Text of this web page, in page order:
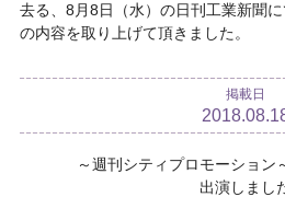
去る、8月8日（水）の日刊工業新聞
の内容を取り上げて頂きました。
掲載日
～週刊シティプロモーション
出演しまし